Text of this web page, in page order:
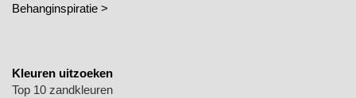
Behanginspiratie >
Kleuren uitzoeken
Top 10 zandkleuren